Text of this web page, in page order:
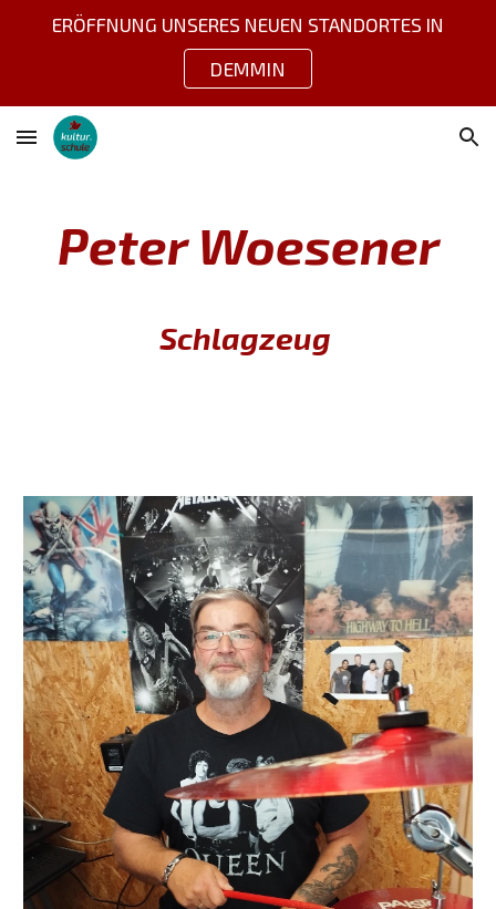
ERÖFFNUNG UNSERES NEUEN STANDORTES IN
DEMMIN
Peter Woesener
Schlagzeug